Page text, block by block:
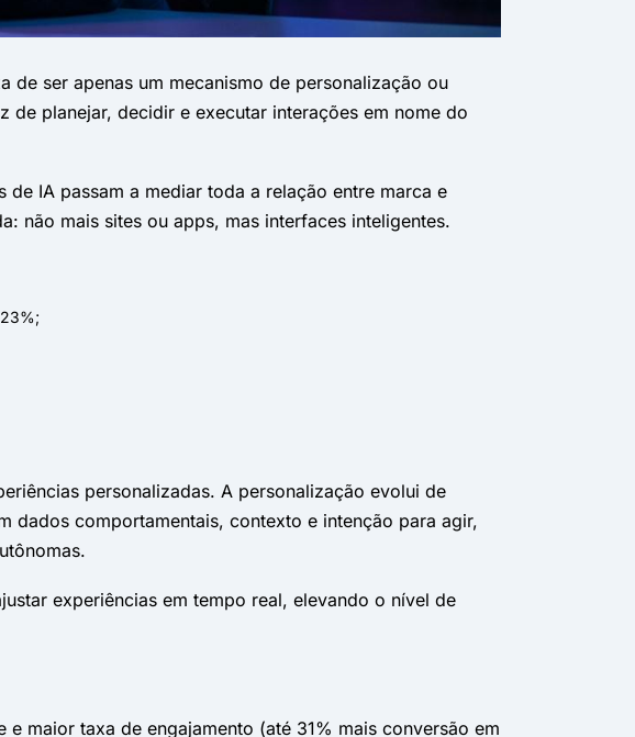
de ser apenas um mecanismo de personalização ou
planejar, decidir e executar interações em nome do
IA passam a mediar toda a relação entre marca e
não mais sites ou apps, mas interfaces inteligentes.
personalizadas. A personalização evolui de
dados comportamentais, contexto e intenção para agir,
experiências em tempo real, elevando o nível de
maior taxa de engajamento (até 31% mais conversão em